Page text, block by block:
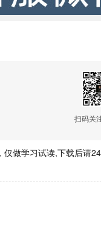
扫码关
做学习试读,下载后请